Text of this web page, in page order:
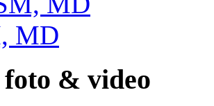
MD
& video